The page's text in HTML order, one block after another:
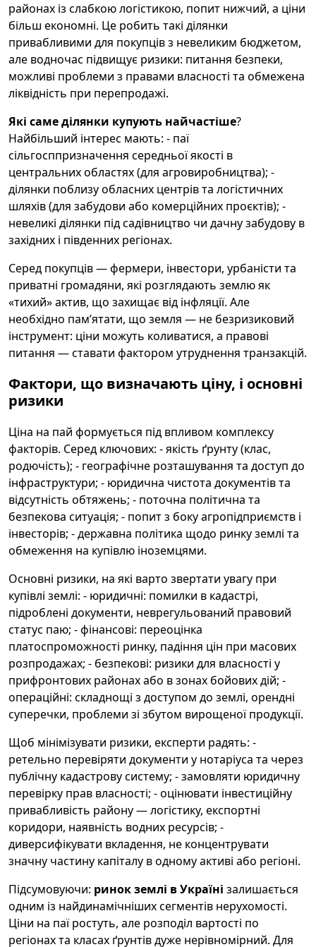
районах із слабкою логістикою, попит нижчий, а ціни
більш економні. Це робить такі ділянки
привабливими для покупців з невеликим бюджетом,
але водночас підвищує ризики: питання безпеки,
можливі проблеми з правами власності та обмежена
ліквідність при перепродажі.
Які саме ділянки купують найчастіше?
Найбільший інтерес мають: - паї
сільгосппризначення середньої якості в
центральних областях (для агровиробництва); -
ділянки поблизу обласних центрів та логістичних
шляхів (для забудови або комерційних проєктів); -
невеликі ділянки під садівництво чи дачну забудову в
західних і південних регіонах.
Серед покупців — фермери, інвестори, урбаністи та
приватні громадяни, які розглядають землю як
«тихий» актив, що захищає від інфляції. Але
необхідно пам’ятати, що земля — не безризиковий
інструмент: ціни можуть коливатися, а правові
питання — ставати фактором утруднення транзакцій.
Фактори, що визначають ціну, і основні
ризики
Ціна на пай формується під впливом комплексу
факторів. Серед ключових: - якість ґрунту (клас,
родючість); - географічне розташування та доступ до
інфраструктури; - юридична чистота документів та
відсутність обтяжень; - поточна політична та
безпекова ситуація; - попит з боку агропідприємств і
інвесторів; - державна політика щодо ринку землі та
обмеження на купівлю іноземцями.
Основні ризики, на які варто звертати увагу при
купівлі землі: - юридичні: помилки в кадастрі,
підроблені документи, неврегульований правовий
статус паю; - фінансові: переоцінка
платоспроможності ринку, падіння цін при масових
розпродажах; - безпекові: ризики для власності у
прифронтових районах або в зонах бойових дій; -
операційні: складнощі з доступом до землі, орендні
суперечки, проблеми зі збутом вирощеної продукції.
Щоб мінімізувати ризики, експерти радять: -
ретельно перевіряти документи у нотаріуса та через
публічну кадастрову систему; - замовляти юридичну
перевірку прав власності; - оцінювати інвестиційну
привабливість району — логістику, експортні
коридори, наявність водних ресурсів; -
диверсифікувати вкладення, не концентрувати
значну частину капіталу в одному активі або регіоні.
Підсумовуючи: ринок землі в Україні залишається
одним із найдинамічніших сегментів нерухомості.
Ціни на паї ростуть, але розподіл вартості по
регіонах та класах ґрунтів дуже нерівномірний. Для